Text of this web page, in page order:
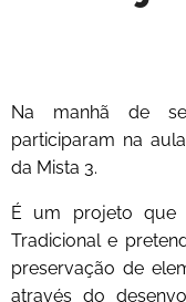
Na manhã de
participaram na
da Mista 3.
É um projeto que
Tradicional e
preservação de
através do